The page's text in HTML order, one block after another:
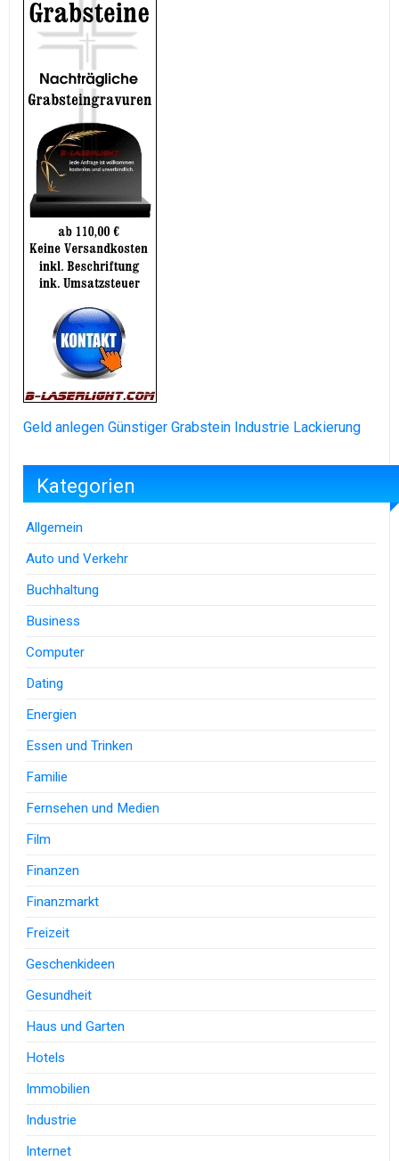
Geld anlegen Günstiger Grabstein Industrie Lackierung
Kategorien
Allgemein
Auto und Verkehr
Buchhaltung
Business
Computer
Dating
Energien
Essen und Trinken
Familie
Fernsehen und Medien
Film
Finanzen
Finanzmarkt
Freizeit
Geschenkideen
Gesundheit
Haus und Garten
Hotels
Immobilien
Industrie
Internet